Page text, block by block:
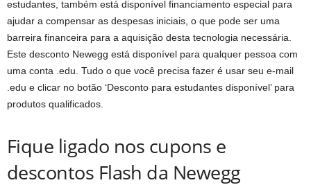
estudantes, também está disponível financiamento especial para
ajudar a compensar as despesas iniciais, o que pode ser uma
barreira financeira para a aquisição desta tecnologia necessária.
Este desconto Newegg está disponível para qualquer pessoa com
uma conta .edu. Tudo o que você precisa fazer é usar seu e-mail
.edu e clicar no botão ‘Desconto para estudantes disponível’ para
produtos qualificados.
Fique ligado nos cupons e
descontos Flash da Newegg